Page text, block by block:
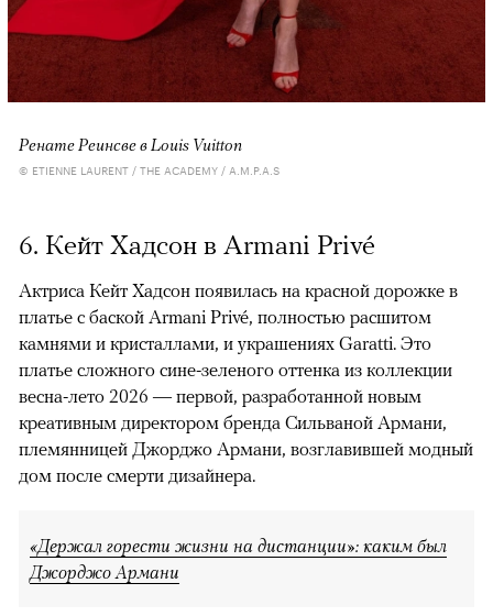
Ренате Реинсве в Louis Vuitton
© ETIENNE LAURENT / THE ACADEMY / A.M.P.A.S
6. Кейт Хадсон в Armani Privé
Актриса Кейт Хадсон появилась на красной дорожке в
платье с баской Armani Privé, полностью расшитом
камнями и кристаллами, и украшениях Garatti. Это
платье сложного сине-зеленого оттенка из коллекции
весна-лето 2026 — первой, разработанной новым
креативным директором бренда Сильваной Армани,
племянницей Джорджо Армани, возглавившей модный
дом после смерти дизайнера.
«Держал горести жизни на дистанции»: каким был
Джорджо Армани